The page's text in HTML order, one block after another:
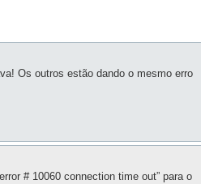
Os outros estão dando o mesmo erro
# 10060 connection time out” para o